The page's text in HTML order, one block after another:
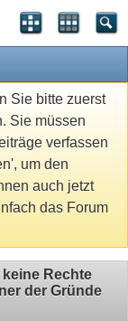
Sie bitte zuerst
Sie müssen
verfassen
um den
auch jetzt
das Forum
Rechte
der Gründe